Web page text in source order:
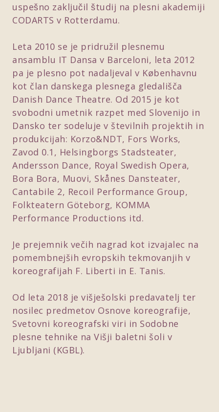
uspešno zaključil študij na plesni akademiji
CODARTS v Rotterdamu.
Leta 2010 se je pridružil plesnemu
ansamblu IT Dansa v Barceloni, leta 2012
pa je plesno pot nadaljeval v Københavnu
kot član danskega plesnega gledališča
Danish Dance Theatre. Od 2015 je kot
svobodni umetnik razpet med Slovenijo in
Dansko ter sodeluje v številnih projektih in
produkcijah: Korzo&NDT, Fors Works,
Zavod 0.1, Helsingborgs Stadsteater,
Andersson Dance, Royal Swedish Opera,
Bora Bora, Muovi, Skånes Dansteater,
Cantabile 2, Recoil Performance Group,
Folkteatern Göteborg, KOMMA
Performance Productions itd.
Je prejemnik večih nagrad kot izvajalec na
pomembnejših evropskih tekmovanjih v
koreografijah F. Liberti in E. Tanis.
Od leta 2018 je višješolski predavatelj ter
nosilec predmetov Osnove koreografije,
Svetovni koreografski viri in Sodobne
plesne tehnike na Višji baletni šoli v
Ljubljani (KGBL).